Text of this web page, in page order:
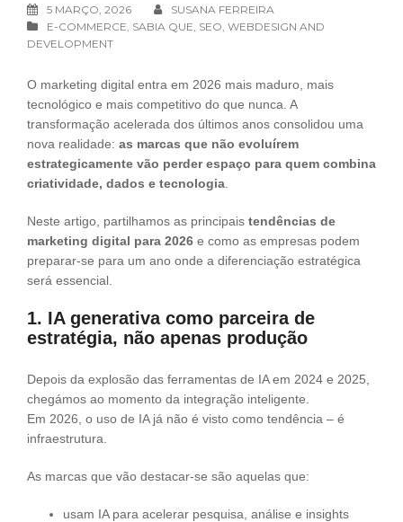
5 MARÇO, 2026
SUSANA FERREIRA
E-COMMERCE SABIA QUE SEO WEBDESIGN AND
DEVELOPMENT
O marketing digital entra em 2026 mais maduro, mais
tecnológico e mais competitivo do que nunca. A
transformação acelerada dos últimos anos consolidou uma
nova realidade: as marcas que não evoluírem
estrategicamente vão perder espaço para quem combina
criatividade, dados e tecnologia
Neste artigo, partilhamos as principais tendências de
marketing digital para 2026 e como as empresas podem
preparar-se para um ano onde a diferenciação estratégica
será essencial.
1. IA generativa como parceira de
estratégia, não apenas produção
Depois da explosão das ferramentas de IA em 2024 e 2025,
chegámos ao momento da integração inteligente.
Em 2026, o uso de IA já não é visto como tendência – é
infraestrutura.
As marcas que vão destacar-se são aquelas que:
usam IA para acelerar pesquisa, análise e insights